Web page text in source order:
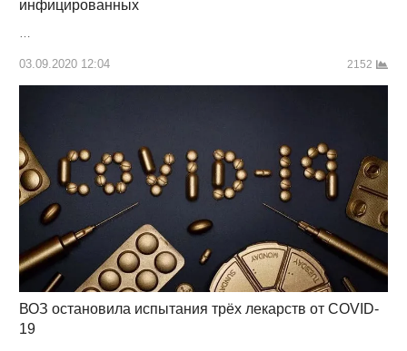
инфицированных
03.09.2020 12:04 2152
ВОЗ остановила испытания трёх лекарств от COVID-
19